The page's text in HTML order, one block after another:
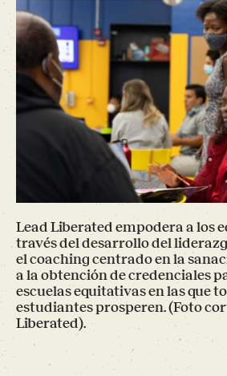
Lead Liberated empodera a los
través del desarrollo del
el coaching centrado en la
a la obtención de credenciales
escuelas equitativas en las que
estudiantes prosperen. (Foto
Liberated).